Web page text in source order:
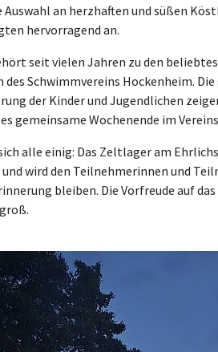
Auswahl an herzhaften und süßen
hervorragend an.
seit vielen Jahren zu den
Schwimmvereins Hockenheim.
der Kinder und Jugendlichen
gemeinsame Wochenende im
alle einig: Das Zeltlager am
wird den Teilnehmerinnen und
bleiben. Die Vorfreude auf